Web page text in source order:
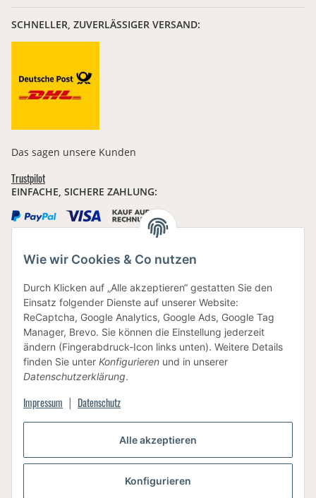
Alle akzeptieren
Konfigurieren
Wie wir Cookies & Co nutzen
Durch Klicken auf „Alle akzeptieren“ gestatten Sie den
Einsatz folgender Dienste auf unserer Website:
ReCaptcha, Google Analytics, Google Ads, Google Tag
Manager, Brevo. Sie können die Einstellung jederzeit
ändern (Fingerabdruck-Icon links unten). Weitere Details
finden Sie unter Konfigurieren und in unserer
Datenschutzerklärung.
Impressum Datenschutz
SCHNELLER, ZUVERLÄSSIGER VERSAND:
Das sagen unsere Kunden
Trustpilot
EINFACHE, SICHERE ZAHLUNG:
BEWUSSTE VERPACKUNG
Vertrag widerrufen